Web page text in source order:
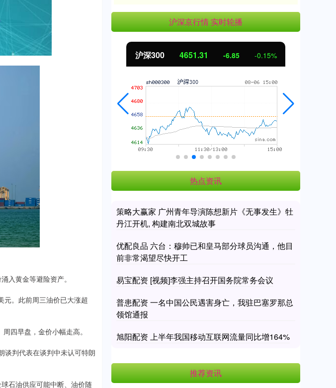
入黄金等避险资产。
。此前周三油价已大涨超
四早盘，金价小幅走高。
判代表在谈判中未认可特朗
石油供应可能中断、油价随
沪深京行情 实时轮播
-34.08 沪深300 4651.31 -6.85 -0.15%
热点资讯
策略大赢家 广州青年导演陈想新片《无事发生》牡
丹江开机, 构建南北双城故事
优配良品 六台：穆帅已和皇马部分球员沟通，他目
前非常渴望尽快开工
易宝配资 [视频]李强主持召开国务院常务会议
普患配资 一名中国公民遇害身亡，我驻巴塞罗那总
领馆通报
旭阳配资 上半年我国移动互联网流量同比增164%
推荐资讯